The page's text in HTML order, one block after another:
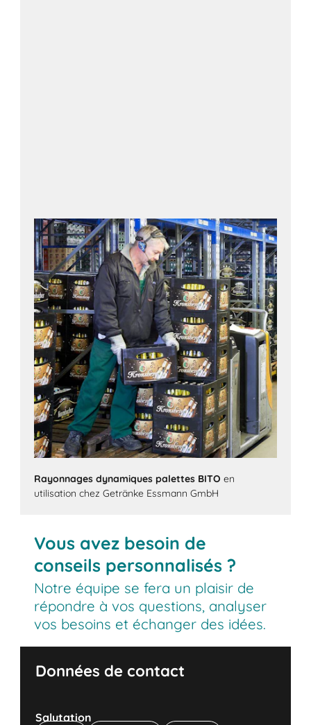
Rayonnages dynamiques palettes BITO en
utilisation chez Getränke Essmann GmbH
Vous avez besoin de
conseils personnalisés ?
Notre équipe se fera un plaisir de
répondre à vos questions, analyser
vos besoins et échanger des idées.
Données de contact
Salutation